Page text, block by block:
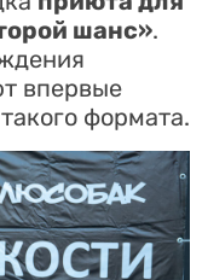
шанс».
впервые
формата.